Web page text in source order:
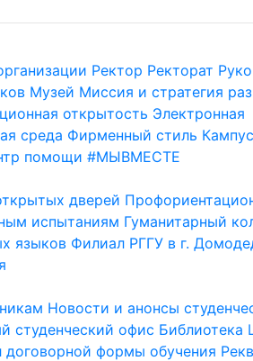
Ректор Ректорат
Музей Миссия и стратегия
открытость Электронная
среда Фирменный стиль Кампус
помощи #МЫВМЕСТЕ
дверей
испытаниям Гуманитарный
языков Филиал РГГУ в г.
Новости и анонсы
студенческий офис Библиотека
договорной формы обучения